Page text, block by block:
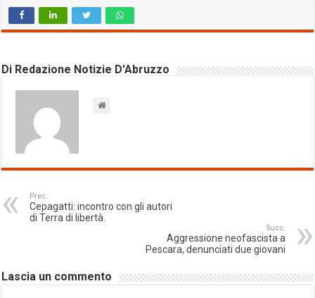
Di Redazione Notizie D'Abruzzo
Prec.
Cepagatti: incontro con gli autori
di Terra di libertà.
Succ.
Aggressione neofascista a
Pescara, denunciati due giovani
Lascia un commento